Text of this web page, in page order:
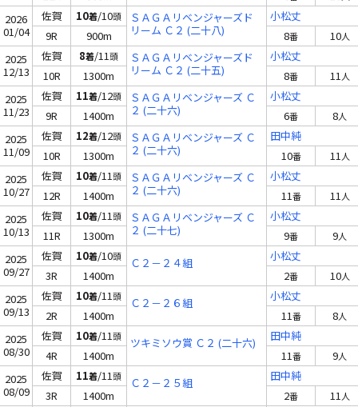
2026
01/04
佐賀 10着/10頭
ＳＡＧＡリベンジャーズド
リーム Ｃ２ (二十八)
小松丈
9R
900m 8番 10人
2025
12/13
佐賀 8着/11頭
ＳＡＧＡリベンジャーズド
リーム Ｃ２ (二十五)
小松丈
10R
1300m 8番 11人
2025
11/23
佐賀 11着/12頭
ＳＡＧＡリベンジャーズ Ｃ
２ (二十六)
小松丈
9R
1400m 6番 8人
2025
11/09
佐賀 12着/12頭
ＳＡＧＡリベンジャーズ Ｃ
２ (二十六)
田中純
10R
1300m 10番 11人
2025
10/27
佐賀 10着/11頭
ＳＡＧＡリベンジャーズ Ｃ
２ (二十六)
小松丈
12R
1400m 11番 11人
2025
10/13
佐賀 10着/11頭
ＳＡＧＡリベンジャーズ Ｃ
２ (二十七)
小松丈
11R
1300m 9番 9人
2025
09/27
佐賀 10着/10頭 Ｃ２－２４組
小松丈
3R
1400m 2番 10人
2025
09/13
佐賀 10着/11頭 Ｃ２－２６組
小松丈
2R
1400m 11番 8人
2025
08/30
佐賀 10着/11頭 ツキミソウ賞 Ｃ２ (二十六)
田中純
4R
1400m 11番 9人
2025
08/09
佐賀 11着/11頭 Ｃ２－２５組
田中純
3R
1400m 2番 11人